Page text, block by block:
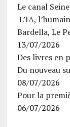
Le canal
L’IA,
Bardella, Le
13/07/2026
Des livres en
Du nouveau
08/07/2026
Pour la
06/07/2026